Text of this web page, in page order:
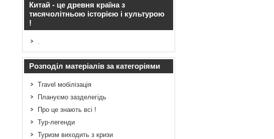
Китай - це древня країна з
тисячолітньою історією і культурою
!
.
Розподіл матеріалів за категоріями
Travel мобілізація
Плануємо зазделегідь
Про це знають всі !
Тур-легенди
Туризм виходить з кризи